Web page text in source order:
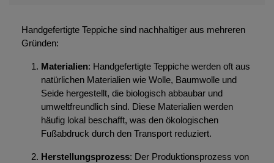
Handgefertigte Teppiche sind nachhaltiger aus mehreren
Gründen:
Materialien: Handgefertigte Teppiche werden oft aus
natürlichen Materialien wie Wolle, Baumwolle und
Seide hergestellt, die biologisch abbaubar und
umweltfreundlich sind. Diese Materialien werden
häufig lokal beschafft, was den ökologischen
Fußabdruck durch den Transport reduziert.
Herstellungsprozess: Der Produktionsprozess von